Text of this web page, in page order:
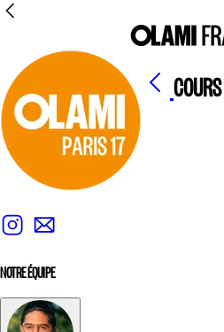
NOTRE ÉQUIPE
COURS